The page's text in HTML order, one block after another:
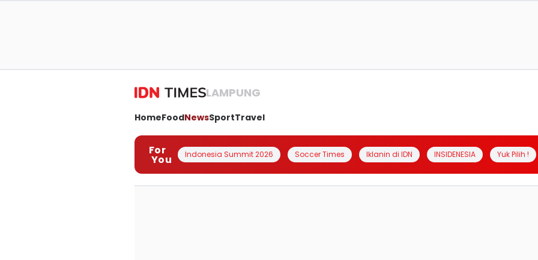
LAMPUNG
HomeFoodNewsSportTravel
For
You Indonesia Summit 2026 Soccer Times Iklanin di IDN INSIDENESIA Yuk Pilih !